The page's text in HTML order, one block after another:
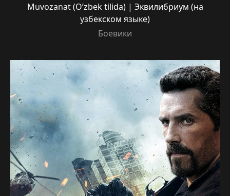
Muvozanat (O’zbek tilida) | Эквилибриум (на
узбекском языке)
Боевики